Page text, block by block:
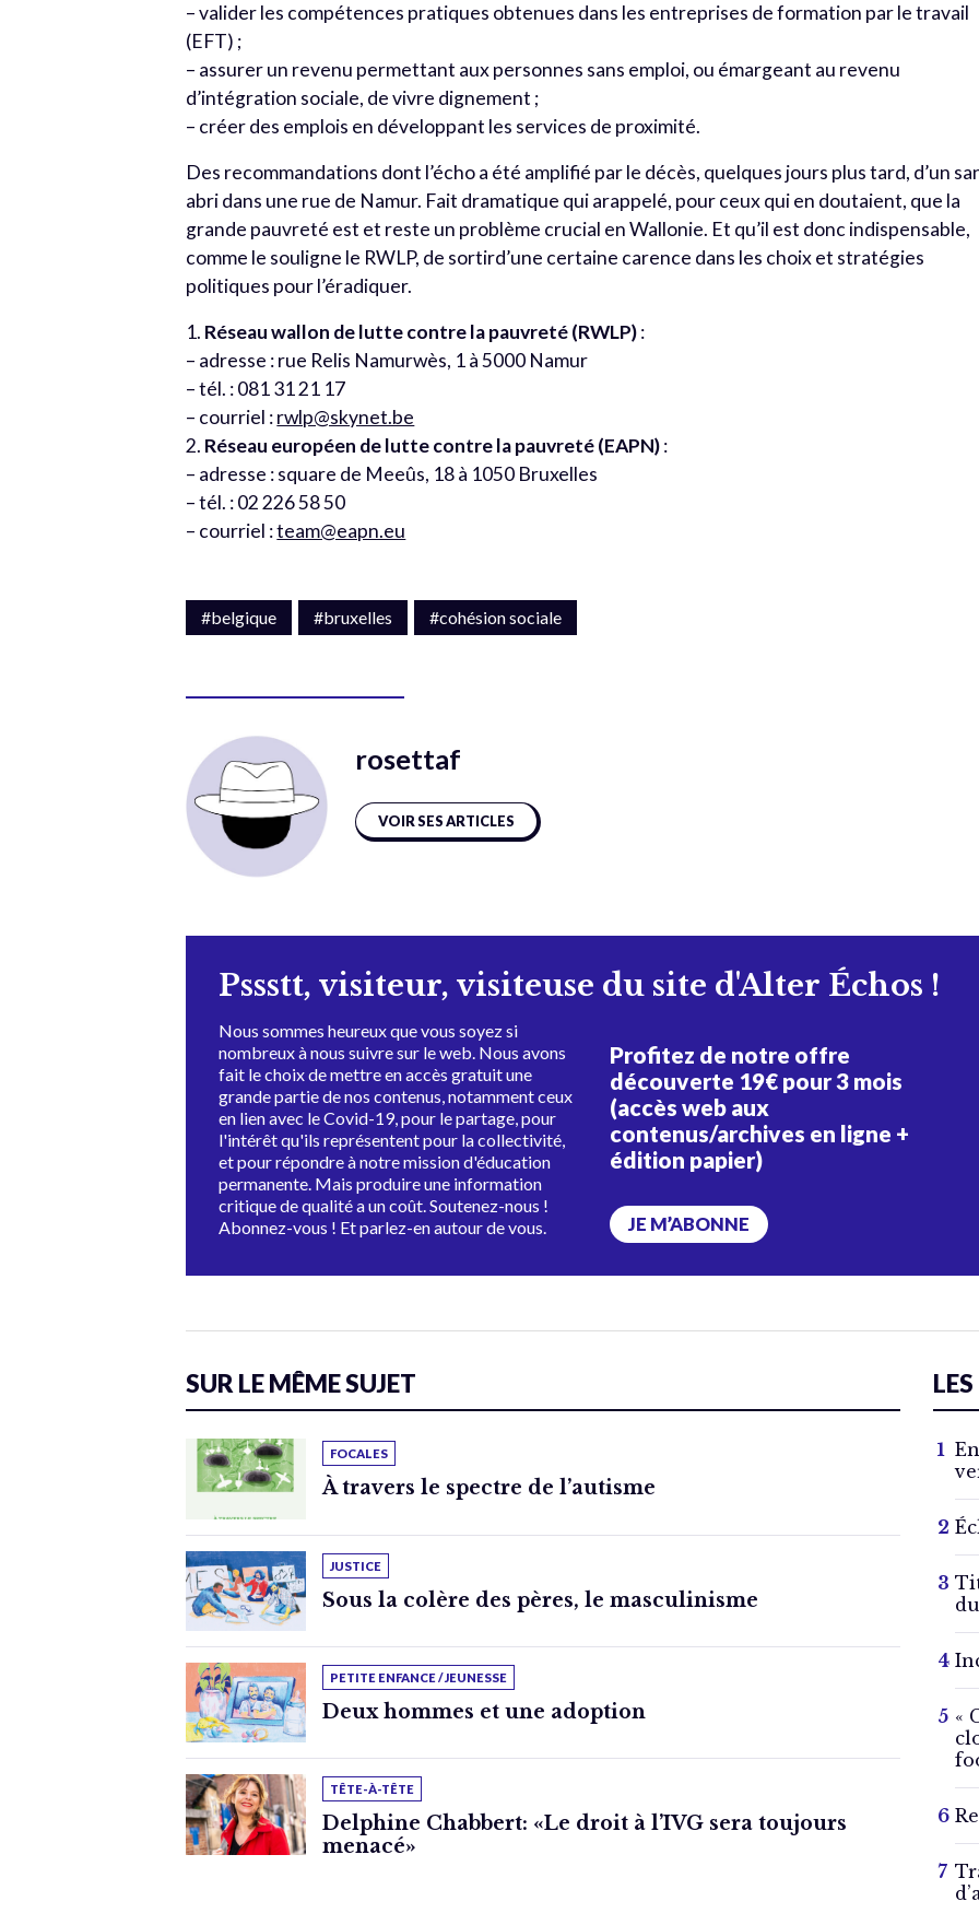
– valider les compétences pratiques obtenues dans les entreprises de formation par le travail
(EFT) ;
– assurer un revenu permettant aux personnes sans emploi, ou émargeant au revenu
d’intégration sociale, de vivre dignement ;
– créer des emplois en développant les services de proximité.
Des recommandations dont l’écho a été amplifié par le décès, quelques jours plus tard, d’un
abri dans une rue de Namur. Fait dramatique qui arappelé, pour ceux qui en doutaient, que la
grande pauvreté est et reste un problème crucial en Wallonie. Et qu’il est donc indispensable,
comme le souligne le RWLP, de sortird’une certaine carence dans les choix et stratégies
politiques pour l’éradiquer.
1. Réseau wallon de lutte contre la pauvreté (RWLP):
– adresse : rue Relis Namurwès, 1 à 5000 Namur
– tél. : 081 31 21 17
– courriel :rwlp@skynet.be
2. Réseau européen de lutte contre la pauvreté (EAPN):
– adresse : square de Meeûs, 18 à 1050 Bruxelles
– tél. : 02 226 58 50
– courriel :team@eapn.eu
#belgique #bruxelles #cohésion sociale
rosettaf
VOIR SES ARTICLES
Pssstt, visiteur, visiteuse du site d'Alter Échos !
Nous sommes heureux que vous soyez si
nombreux à nous suivre sur le web. Nous avons
fait le choix de mettre en accès gratuit une
grande partie de nos contenus, notamment ceux
en lien avec le Covid-19, pour le partage, pour
l'intérêt qu'ils représentent pour la collectivité,
et pour répondre à notre mission d'éducation
permanente. Mais produire une information
critique de qualité a un coût. Soutenez-nous !
Abonnez-vous ! Et parlez-en autour de vous.
Profitez de notre offre
découverte 19€ pour 3 mois
(accès web aux
contenus/archives en ligne +
édition papier)
JE M’ABONNE
SUR LE MÊME SUJET
FOCALES
À travers le spectre de l’autisme
JUSTICE
Sous la colère des pères, le masculinisme
PETITE ENFANCE / JEUNESSE
Deux hommes et une adoption
TÊTE-À-TÊTE
Delphine Chabbert: «Le droit à l’IVG sera toujours
menacé»
«